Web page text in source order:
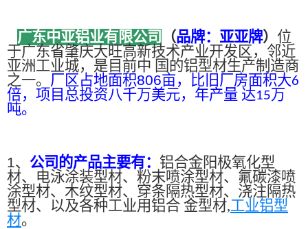
广东中亚铝业有限公司 （品牌：亚亚牌） 位
于广东省肇庆大旺高新技术产业开发区，邻近
亚洲工业城，是目前中 国的铝型材生产制造商
之一。 厂区占地面积806亩，比旧厂房面积大6
倍，项目总投资八千万美元，年产量 达15万
吨。
1、 公司的产品主要有： 铝合金阳极氧化型
材、电泳涂装型材、粉末喷涂型材、氟碳漆喷
涂型材、木纹型材、穿条隔热型材、浇注隔热
型材、以及各种工业用铝合 金型材,工业铝型
材。